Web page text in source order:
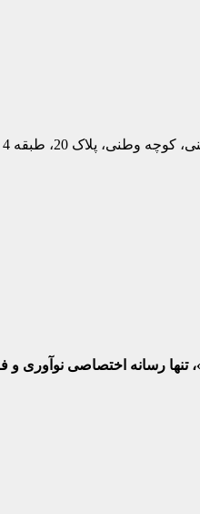
وطنی، پلاک 20، طبقه 4
تنها رسانه اختصاصی